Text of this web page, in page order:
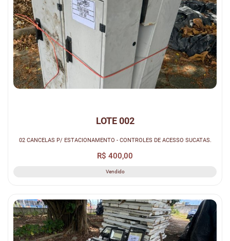
LOTE 002
02 CANCELAS P/ ESTACIONAMENTO - CONTROLES DE ACESSO SUCATAS.
R$ 400,00
Vendido